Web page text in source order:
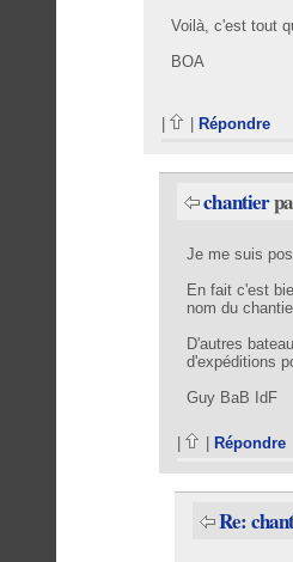
Voilà, c'est tout
BOA
| Répondre
chantier
Je me suis
En fait c'est
nom du
D'autres
d'expéditions
Guy BaB IdF
| Répondre
Re: